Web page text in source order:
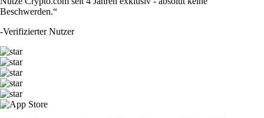
Beschwerden.“
-Verifizierter Nutzer